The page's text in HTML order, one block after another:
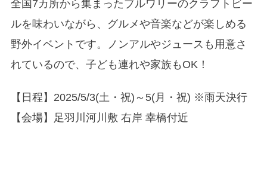
全国7カ所から集まったブルワリーのクラフトビー
ルを味わいながら、グルメや音楽などが楽しめる
野外イベントです。ノンアルやジュースも用意さ
れているので、子ども連れや家族もOK！
【日程】2025/5/3(土・祝)～5(月・祝) ※雨天決行
【会場】足羽川河川敷 右岸 幸橋付近